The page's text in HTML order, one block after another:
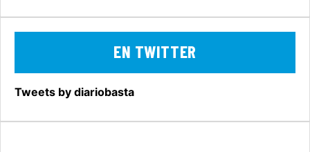
EN TWITTER
Tweets by diariobasta